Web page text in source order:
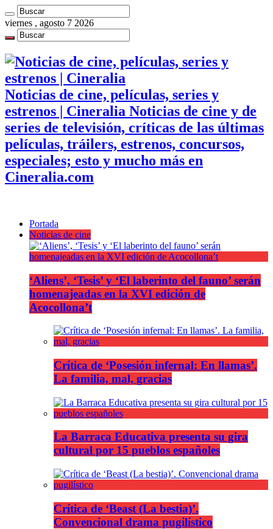
viernes , agosto 7 2026
Noticias de cine, películas, series y
estrenos | Cineralia Noticias de cine y de
series de televisión, críticas de las últimas
películas, tráilers, estrenos, concursos,
especiales; esto y mucho más en
Cineralia.com
Portada
Noticias de cine
‘Aliens’, ‘Tesis’ y ‘El laberinto del fauno’ serán
homenajeadas en la XVI edición de
Acocollona’t
Crítica de ‘Posesión infernal: En llamas’.
La familia, mal, gracias
La Barraca Educativa presenta su gira
cultural por 15 pueblos españoles
Crítica de ‘Beast (La bestia)’.
Convencional drama pugilístico